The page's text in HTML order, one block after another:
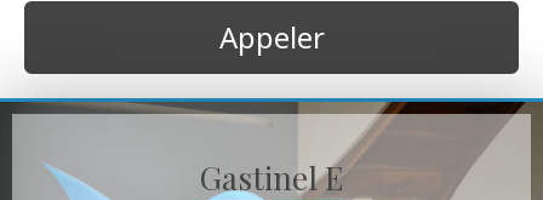
Appeler
Gastinel E